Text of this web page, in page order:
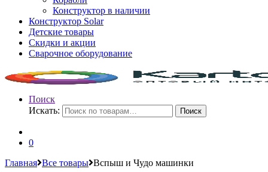
Конструктор в наличии
Конструктор Solar
Детские товары
Скидки и акции
Сварочное оборудование
Поиск
Искать:
Поиск
0
Главная Все товары Вспыш и Чудо машинки